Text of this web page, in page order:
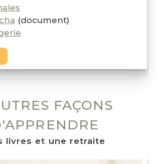
(document)
FAÇONS
livres et une retraite